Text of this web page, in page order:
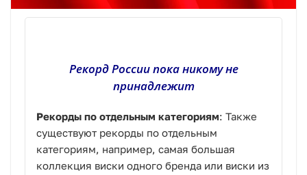
Рекорд России пока никому не
принадлежит
Рекорды по отдельным категориям: Также
существуют рекорды по отдельным
категориям, например, самая большая
коллекция виски одного бренда или виски из